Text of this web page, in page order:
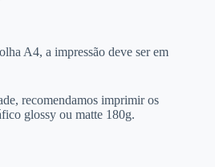
A4, a impressão deve ser em
recomendamos imprimir os
glossy ou matte 180g.